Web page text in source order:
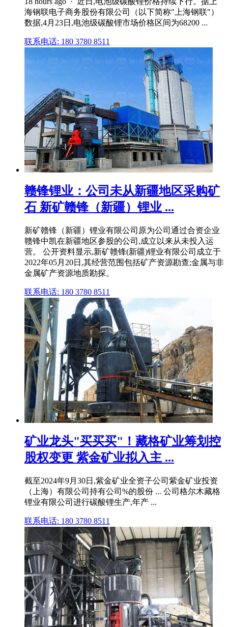
海钢联电子商务股份有限公司（以下简称"上海钢联"）
数据,4月23日,电池级碳酸锂市场价格区间为68200 ...
联系电话: 180 3780 8511
赣锋锂业：公司未从新疆地区采购矿
石 新矿赣锋（新疆）锂业 ...
新矿赣锋（新疆）锂业有限公司原为公司通过合资企业
赣锋中凯在新疆地区参股的公司,成立以来从未投入运
营。 公开资料显示,新矿赣锋(新疆)锂业有限公司成立于
2022年05月20日,其经营范围包括矿产资源勘查;金属与非
金属矿产资源地质勘探。
联系电话: 180 3780 8511
矿业龙头"买买买"！藏格矿业筹划控
股权变更 紫金矿业拟入主 ...
截至2024年9月30日,紫金矿业全资子公司紫金矿业投资
（上海）有限公司持有公司%的股份 ... 公司格尔木藏格
锂业有限公司进行碳酸锂生产,年产 ...
联系电话: 180 3780 8511